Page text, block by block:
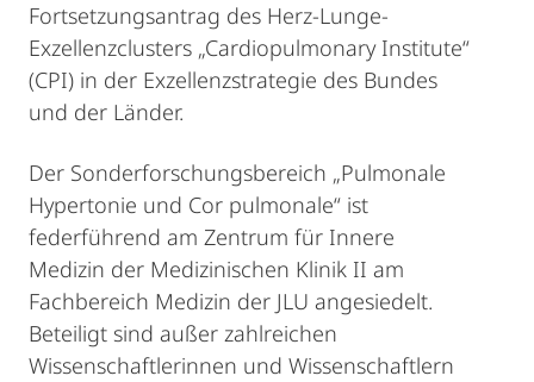
Fortsetzungsantrag des Herz-Lunge-
Exzellenzclusters „Cardiopulmonary Institute“
(CPI) in der Exzellenzstrategie des Bundes
und der Länder.
Der Sonderforschungsbereich „Pulmonale
Hypertonie und Cor pulmonale“ ist
federführend am Zentrum für Innere
Medizin der Medizinischen Klinik II am
Fachbereich Medizin der JLU angesiedelt.
Beteiligt sind außer zahlreichen
Wissenschaftlerinnen und Wissenschaftlern